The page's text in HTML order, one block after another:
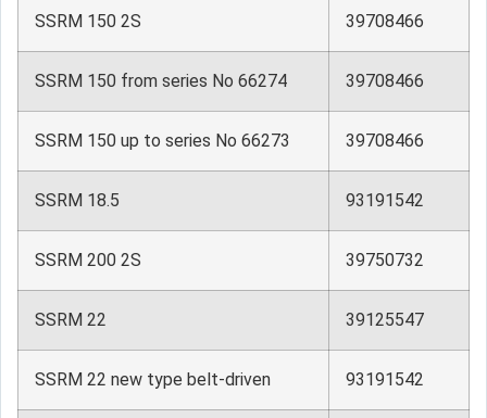
SSRM 150 2S 39708466
SSRM 150 from series No 66274 39708466
SSRM 150 up to series No 66273 39708466
SSRM 18.5 93191542
SSRM 200 2S 39750732
SSRM 22 39125547
SSRM 22 new type belt-driven 93191542